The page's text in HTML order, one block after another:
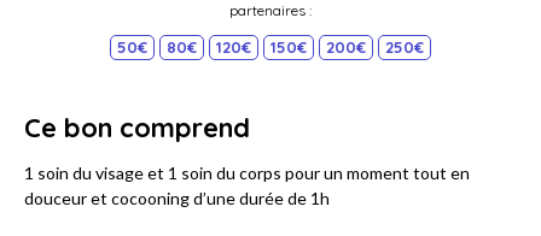
partenaires :
50€ 80€ 120€ 150€ 200€ 250€
Ce bon comprend
1 soin du visage et 1 soin du corps pour un moment tout en
douceur et cocooning d’une durée de 1h